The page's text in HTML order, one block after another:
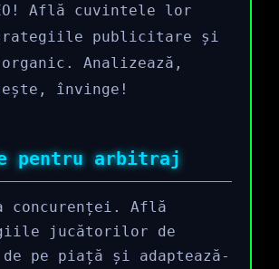
Află cuvintele lor
publicitare și
Analizează,
învinge!
pentru arbitraj
concurenței. Află
jucătorilor de
de pe piață și adaptează-